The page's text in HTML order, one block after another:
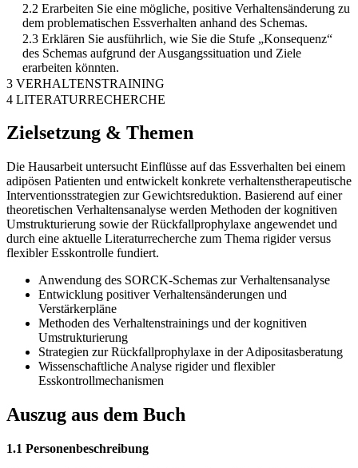
2.2 Erarbeiten Sie eine mögliche, positive Verhaltensänderung zu
dem problematischen Essverhalten anhand des Schemas.
2.3 Erklären Sie ausführlich, wie Sie die Stufe „Konsequenz“
des Schemas aufgrund der Ausgangssituation und Ziele
erarbeiten könnten.
3 VERHALTENSTRAINING
4 LITERATURRECHERCHE
Zielsetzung & Themen
Die Hausarbeit untersucht Einflüsse auf das Essverhalten bei einem
adipösen Patienten und entwickelt konkrete verhaltenstherapeutische
Interventionsstrategien zur Gewichtsreduktion. Basierend auf einer
theoretischen Verhaltensanalyse werden Methoden der kognitiven
Umstrukturierung sowie der Rückfallprophylaxe angewendet und
durch eine aktuelle Literaturrecherche zum Thema rigider versus
flexibler Esskontrolle fundiert.
Anwendung des SORCK-Schemas zur Verhaltensanalyse
Entwicklung positiver Verhaltensänderungen und
Verstärkerpläne
Methoden des Verhaltenstrainings und der kognitiven
Umstrukturierung
Strategien zur Rückfallprophylaxe in der Adipositasberatung
Wissenschaftliche Analyse rigider und flexibler
Esskontrollmechanismen
Auszug aus dem Buch
1.1 Personenbeschreibung